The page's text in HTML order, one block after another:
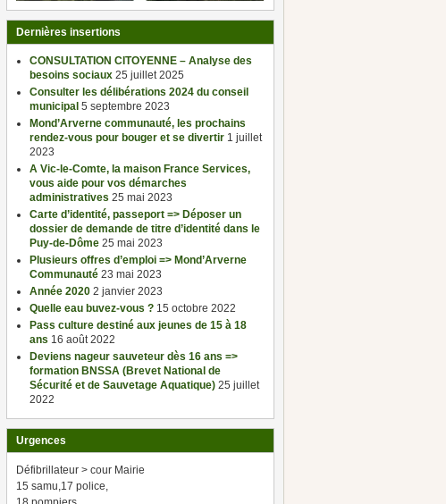
Dernières insertions
CONSULTATION CITOYENNE – Analyse des
besoins sociaux 25 juillet 2025
Consulter les délibérations 2024 du conseil
municipal 5 septembre 2023
Mond’Arverne communauté, les prochains
rendez-vous pour bouger et se divertir 1 juillet
2023
A Vic-le-Comte, la maison France Services,
vous aide pour vos démarches
administratives 25 mai 2023
Carte d’identité, passeport => Déposer un
dossier de demande de titre d’identité dans le
Puy-de-Dôme 25 mai 2023
Plusieurs offres d’emploi => Mond’Arverne
Communauté 23 mai 2023
Année 2020 2 janvier 2023
Quelle eau buvez-vous ? 15 octobre 2022
Pass culture destiné aux jeunes de 15 à 18
ans 16 août 2022
Deviens nageur sauveteur dès 16 ans =>
formation BNSSA (Brevet National de
Sécurité et de Sauvetage Aquatique) 25 juillet
2022
Urgences
Défibrillateur > cour Mairie
15 samu,17 police,